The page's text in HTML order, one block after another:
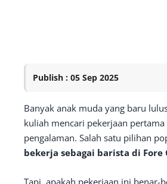
Publish : 05 Sep 2025
Banyak anak muda yang baru
kuliah mencari pekerjaan
pengalaman. Salah satu pilihan
bekerja sebagai barista di Fore
Tapi, apakah pekerjaan ini benar-